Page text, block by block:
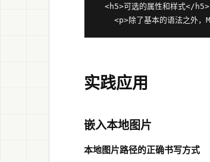
  <h5>可选的属性和样式</h5>
实践应用
嵌入本地图片
本地图片路径的正确书写方式